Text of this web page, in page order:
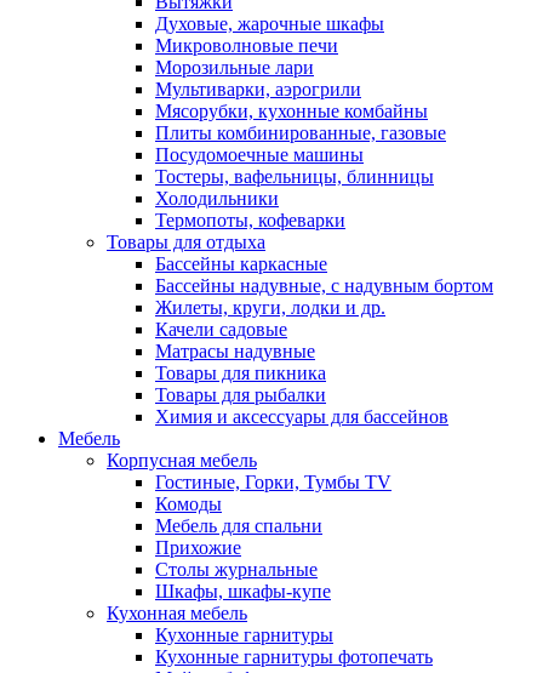
Духовые, жарочные шкафы
Микроволновые печи
Морозильные лари
Мультиварки, аэрогрили
Мясорубки, кухонные комбайны
Плиты комбинированные, газовые
Посудомоечные машины
Тостеры, вафельницы, блинницы
Холодильники
Термопоты, кофеварки
Товары для отдыха
Бассейны каркасные
Бассейны надувные, с надувным бортом
Жилеты, круги, лодки и др.
Качели садовые
Матрасы надувные
Товары для пикника
Товары для рыбалки
Химия и аксессуары для бассейнов
Мебель
Корпусная мебель
Гостиные, Горки, Тумбы TV
Комоды
Мебель для спальни
Прихожие
Столы журнальные
Шкафы, шкафы-купе
Кухонная мебель
Кухонные гарнитуры
Кухонные гарнитуры фотопечать